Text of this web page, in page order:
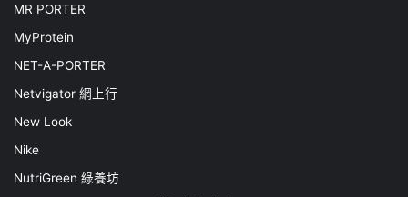
MR PORTER
MyProtein
NET-A-PORTER
Netvigator 網上行
New Look
Nike
NutriGreen 綠養坊